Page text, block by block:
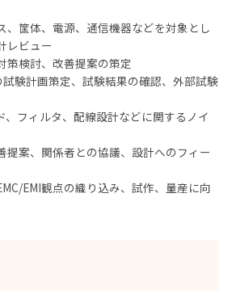
、筐体、電源、通信機器などを対象とし
レビュー
策検討、改善提案の策定
試験計画策定、試験結果の確認、外部試験
、フィルタ、配線設計などに関するノイ
提案、関係者との協議、設計へのフィー
EMI観点の織り込み、試作、量産に向